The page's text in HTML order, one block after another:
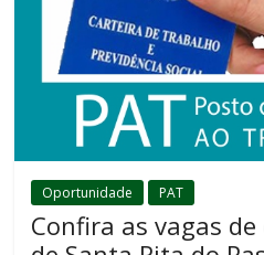
Oportunidade PAT
Confira as vagas